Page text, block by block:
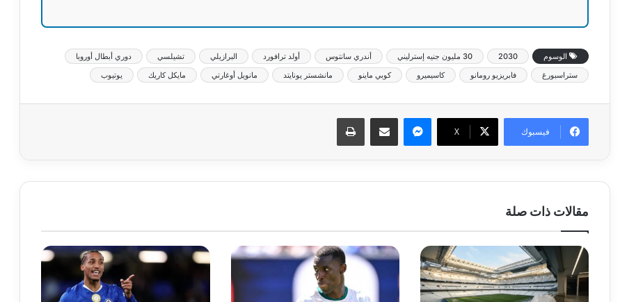
الوسوم 2030 30 مليون جنيه إسترليني أندري سانتوس أولد ترافورد البرازيلي تشيلسي
دوري أبطال أوروبا
ستراسبورغ
فابريزيو رومانو كاسيميرو كوبي ماينو مانشستر يونايتد مانويل أوغارتي مايكل كاريك يوتيوب
فيسبوك ‫X
ماسنجر مشاركة عبر البريد طباعة
مقالات ذات صلة